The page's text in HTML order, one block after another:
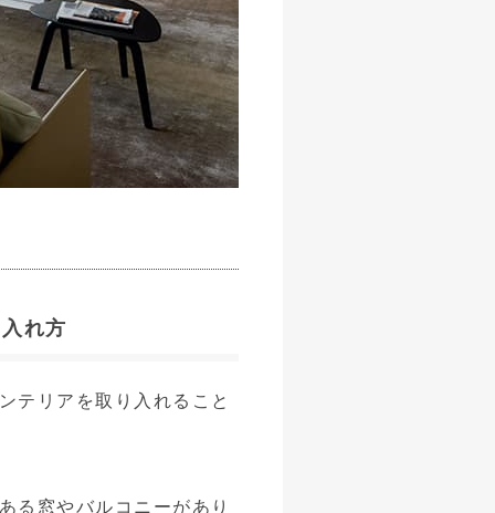
れ方
テリアを取り入れること
る窓やバルコニーがあり